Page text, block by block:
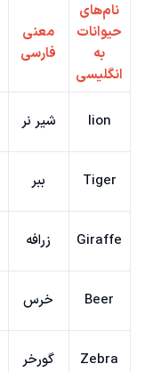
نام‌های
حیوانات
به
انگلیسی
معنی
فارسی
lion شیر نر
Tiger ببر
Giraffe زرافه
Beer خرس
Zebra گورخر